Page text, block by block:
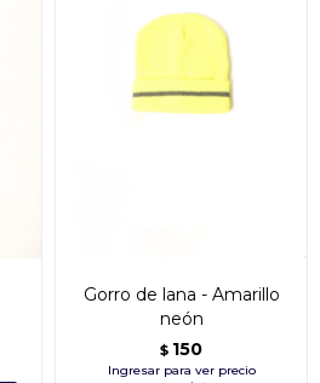
Gorro de lana - Amarillo
neón
$ 150